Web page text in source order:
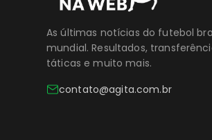
As últimas notícias do futebol
mundial. Resultados,
táticas e muito mais.
contato@agita.com.br